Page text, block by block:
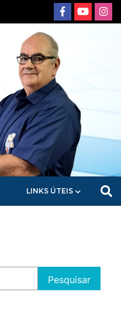
LINKS ÚTEIS
Pesquisar